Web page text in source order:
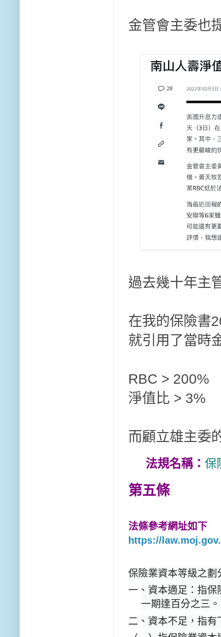
金管會主委也
過去幾十年主
在我的保險書
就引用了當時
RBC > 200%
淨值比 > 3%
而顧立雄主委
法規名稱： 保
第五條
法條參考網址如下
https://
保險業資本等級之劃
一、資本適足：指保
一期達百分之三。
二、資本不足，指有